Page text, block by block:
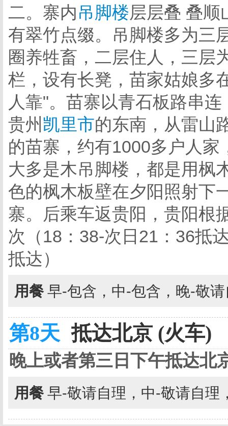
二。寨内吊脚楼层层叠 叠顺
有翠竹点缀。吊脚楼多为三
圈养牲畜，二层住人，三层
栏，设有长凳，苗家姑娘多
人靠"。苗寨以青石板路串
贵州 凯里市的东南，从雷山
的苗寨，约有1000多户人家
大多是木吊脚楼，都是用枫
色的枫木板壁在夕阳照射下
寨。后乘车返贵阳，贵阳根
次（18 ： 38-次日 21 ： 36抵
抵达）
用餐 早-包含，中-包含，晚-敬
第8天 抵达北京 (火车)
晚上或者第三日下午抵达北
用餐 早-敬请自理，中-敬请自理